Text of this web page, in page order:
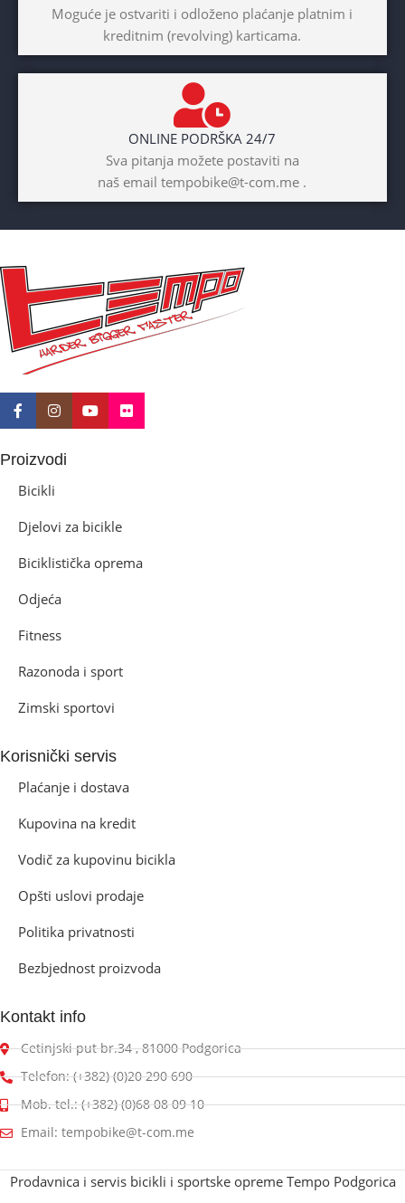
Prednji amotrizer
BICIKLI-KOČNICE
Disk mehanički
Moguće je ostvariti i odloženo plaćanje platnim i
kreditnim (revolving) karticama.
ONLINE PODRŠKA 24/7
Sva pitanja možete postaviti na
naš email tempobike@t-com.me .
Proizvodi
Bicikli
Djelovi za bicikle
Biciklistička oprema
Odjeća
Fitness
Razonoda i sport
Zimski sportovi
Korisnički servis
Plaćanje i dostava
Kupovina na kredit
Vodič za kupovinu bicikla
Opšti uslovi prodaje
Politika privatnosti
Bezbjednost proizvoda
Kontakt info
Cetinjski put br.34 , 81000 Podgorica
Telefon: (+382) (0)20 290 690
Mob. tel.: (+382) (0)68 08 09 10
Email: tempobike@t-com.me
Prodavnica i servis bicikli i sportske opreme Tempo Podgorica